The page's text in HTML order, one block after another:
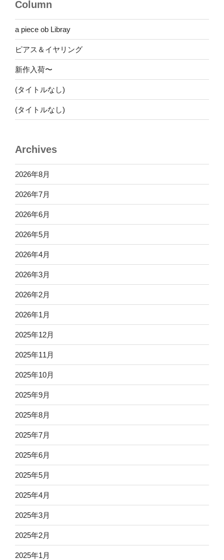
ン
Column
a piece ob Libray
ピアス＆イヤリング
新作入荷〜
(タイトルなし)
(タイトルなし)
Archives
2026年8月
2026年7月
2026年6月
2026年5月
2026年4月
2026年3月
2026年2月
2026年1月
2025年12月
2025年11月
2025年10月
2025年9月
2025年8月
2025年7月
2025年6月
2025年5月
2025年4月
2025年3月
2025年2月
2025年1月